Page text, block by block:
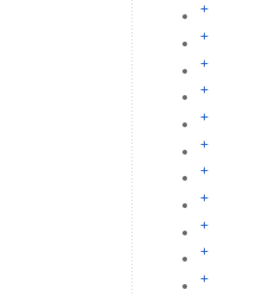
+
+
+
+
+
+
+
+
+
+
+